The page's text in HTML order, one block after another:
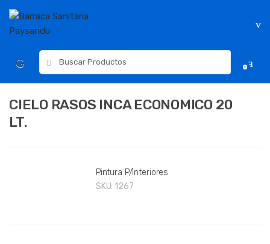
Skip
navigation
Skip
content
Resultados
para:
0
CIELO RASOS INCA ECONOMICO 20
LT.
Pintura P/Interiores
SKU: 1267